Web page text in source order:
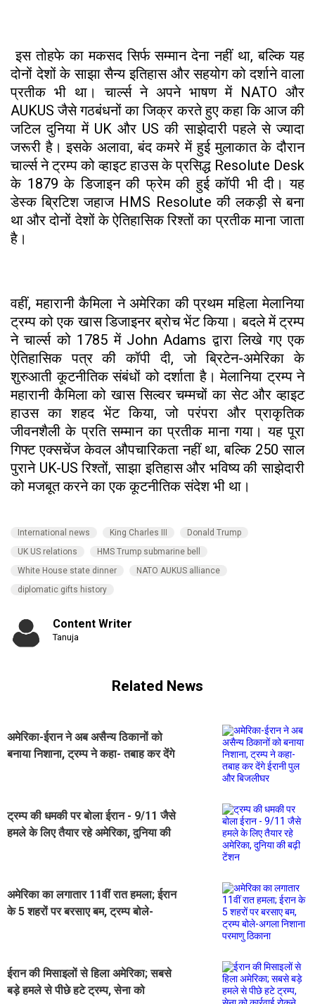
इस तोहफे का मकसद सिर्फ सम्मान देना नहीं था, बल्कि यह
दोनों देशों के साझा सैन्य इतिहास और सहयोग को दर्शाने वाला
प्रतीक भी था। चार्ल्स ने अपने भाषण में NATO और
AUKUS जैसे गठबंधनों का जिक्र करते हुए कहा कि आज की
जटिल दुनिया में UK और US की साझेदारी पहले से ज्यादा
जरूरी है। इसके अलावा, बंद कमरे में हुई मुलाकात के दौरान
चार्ल्स ने ट्रम्प को व्हाइट हाउस के प्रसिद्ध Resolute Desk
के 1879 के डिजाइन की फ्रेम की हुई कॉपी भी दी। यह
डेस्क ब्रिटिश जहाज HMS Resolute की लकड़ी से बना
था और दोनों देशों के ऐतिहासिक रिश्तों का प्रतीक माना जाता
है।
वहीं, महारानी कैमिला ने अमेरिका की प्रथम महिला मेलानिया
ट्रम्प को एक खास डिजाइनर ब्रोच भेंट किया। बदले में ट्रम्प
ने चार्ल्स को 1785 में John Adams द्वारा लिखे गए एक
ऐतिहासिक पत्र की कॉपी दी, जो ब्रिटेन-अमेरिका के
शुरुआती कूटनीतिक संबंधों को दर्शाता है। मेलानिया ट्रम्प ने
महारानी कैमिला को खास सिल्वर चम्मचों का सेट और व्हाइट
हाउस का शहद भेंट किया, जो परंपरा और प्राकृतिक
जीवनशैली के प्रति सम्मान का प्रतीक माना गया। यह पूरा
गिफ्ट एक्सचेंज केवल औपचारिकता नहीं था, बल्कि 250 साल
पुराने UK-US रिश्तों, साझा इतिहास और भविष्य की साझेदारी
को मजबूत करने का एक कूटनीतिक संदेश भी था।
International news King Charles III
Donald Trump
UK US relations
HMS Trump submarine bell
White House state dinner
NATO AUKUS alliance
diplomatic gifts history
Content Writer
Tanuja
Related News
अमेरिका-ईरान ने अब असैन्य ठिकानों को
बनाया निशाना, ट्रम्प ने कहा- तबाह कर देंगे
ट्रम्प की धमकी पर बोला ईरान - 9/11 जैसे
हमले के लिए तैयार रहे अमेरिका, दुनिया की
अमेरिका का लगातार 11वीं रात हमला; ईरान
के 5 शहरों पर बरसाए बम, ट्रम्प बोले-
ईरान की मिसाइलों से हिला अमेरिका; सबसे
बड़े हमले से पीछे हटे ट्रम्प, सेना को